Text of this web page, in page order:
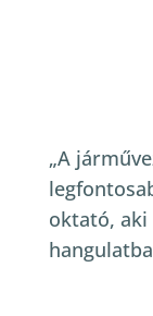
„A
oktató, aki